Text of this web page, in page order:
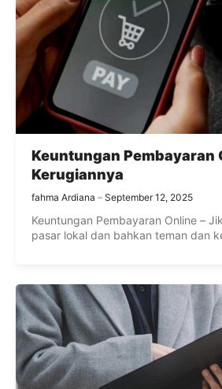
Keuntungan Pembayaran
Kerugiannya
fahma Ardiana September 12, 2025
Keuntungan Pembayaran Online –
pasar lokal dan bahkan teman dan